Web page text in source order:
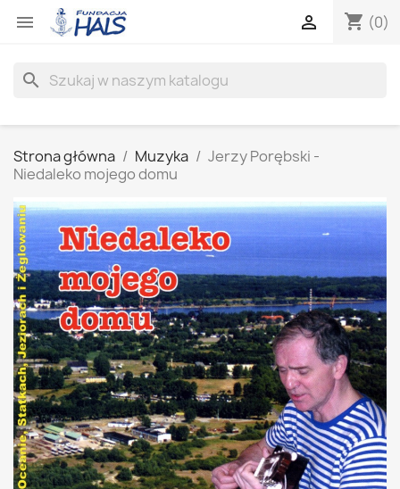
 shopping_cart (0)

search
Strona główna Muzyka
Jerzy Porębski -
Niedaleko mojego domu